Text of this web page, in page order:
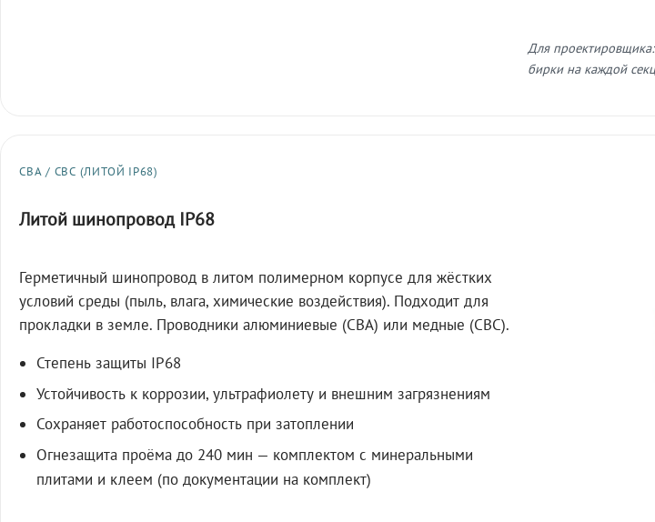
Для
бирки на каждой
СВА / СВС (ЛИТОЙ IP68)
Литой шинопровод IP68
Герметичный шинопровод в литом полимерном корпусе для жёстких
условий среды (пыль, влага, химические воздействия). Подходит для
прокладки в земле. Проводники алюминиевые (СВА) или медные (СВС).
Степень защиты IP68
Устойчивость к коррозии, ультрафиолету и внешним загрязнениям
Сохраняет работоспособность при затоплении
Огнезащита проёма до 240 мин — комплектом с минеральными
плитами и клеем (по документации на комплект)